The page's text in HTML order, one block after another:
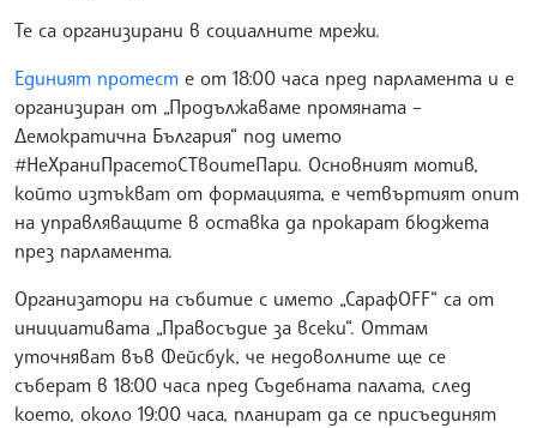
Те са организирани в социалните мрежи.
Единият протест е от 18:00 часа пред парламента и е
организиран от „Продължаваме промяната –
Демократична България“ под името
#НеХраниПрасетоСТвоитеПари. Основният мотив,
който изтъкват от формацията, е четвъртият опит
на управляващите в оставка да прокарат бюджета
през парламента.
Организатори на събитие с името „СарафOFF“ са от
инициативата „Правосъдие за всеки“. Оттам
уточняват във Фейсбук, че недоволните ще се
съберат в 18:00 часа пред Съдебната палата, след
което, около 19:00 часа, планират да се присъединят